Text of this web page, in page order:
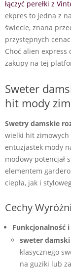
łączyć perełki z
ekpres to jedna z
świecie, znana
przystępnych
Choć alien
zakupy na tej
Sweter
hit mody
Swetry damskie
wielki hit zimowych
entuzjastek mody
modowy potencjał
elementem
ciepła, jak i
Cechy
Funkcjonalność i
sweter
klasycznego
na guziki lub